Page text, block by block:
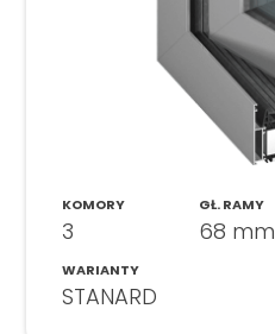
KOMORY
3
GŁ. RAMY
68 mm
WARIANTY
STANARD